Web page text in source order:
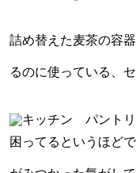
詰め替えた麦茶の容器
るのに使っている、
困ってるというほど